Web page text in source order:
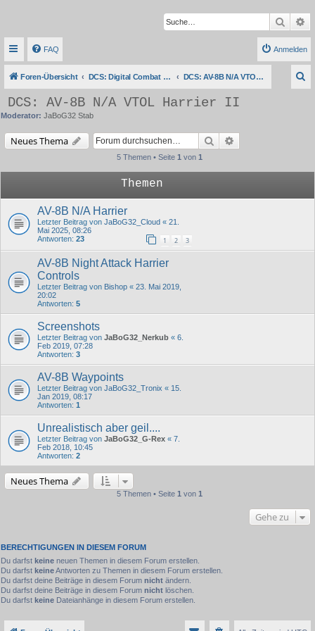
Suche
FAQ Anmelden
Foren-Übersicht DCS: Digital Combat Simulator Series DCS: AV-8B N/A VTOL Harrier II
DCS: AV-8B N/A VTOL Harrier II
Moderator: JaBoG32 Stab
Neues Thema Suche
5 Themen • Seite 1 von 1
Themen
AV-8B N/A Harrier
Letzter Beitrag von JaBoG32_Cloud « 21.
Mai 2025, 08:26
Antworten: 23 1 2 3
AV-8B Night Attack Harrier
Controls
Letzter Beitrag von Bishop « 23. Mai 2019,
20:02
Antworten: 5
Screenshots
Letzter Beitrag von JaBoG32_Nerkub « 6.
Feb 2019, 07:28
Antworten: 3
AV-8B Waypoints
Letzter Beitrag von JaBoG32_Tronix « 15.
Jan 2019, 08:17
Antworten: 1
Unrealistisch aber geil....
Letzter Beitrag von JaBoG32_G-Rex « 7.
Feb 2018, 10:45
Antworten: 2
Neues Thema
5 Themen • Seite 1 von 1
Gehe zu
BERECHTIGUNGEN IN DIESEM FORUM
Du darfst keine neuen Themen in diesem Forum erstellen.
Du darfst keineAntworten zu Themen in diesem Forum erstellen.
Du darfst deine Beiträge in diesem Forum nicht ändern.
Du darfst deine Beiträge in diesem Forum nicht löschen.
Du darfst keine Dateianhänge in diesem Forum erstellen.